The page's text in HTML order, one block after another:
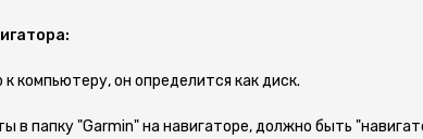
компьютеру, он определится как диск.
в папку "Garmin" на навигаторе, должно быть